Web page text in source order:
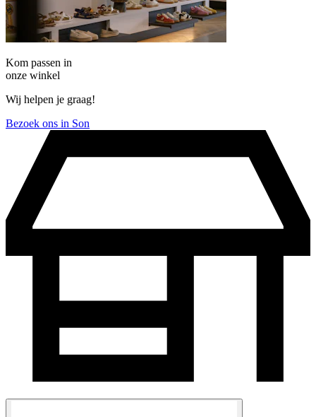
Kom passen in
onze winkel
Wij helpen je graag!
Bezoek ons in Son